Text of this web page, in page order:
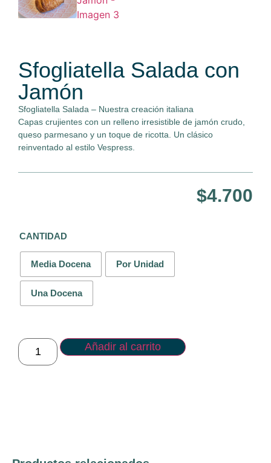
Sfogliatella Salada con
Jamón
Sfogliatella Salada – Nuestra creación italiana
Capas crujientes con un relleno irresistible de jamón crudo,
queso parmesano y un toque de ricotta. Un clásico
reinventado al estilo Vespress.
$4.700
CANTIDAD
Media Docena Por Unidad
Una Docena
Añadir al carrito